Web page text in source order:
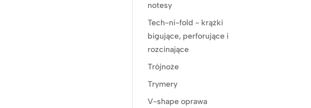
notesy
Tech-ni-fold - krążki
bigujące, perforujące i
rozcinające
Trójnoże
Trymery
V-shape oprawa